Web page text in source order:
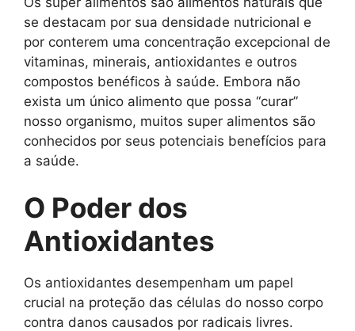
se destacam por sua densidade nutricional e
por conterem uma concentração excepcional de
vitaminas, minerais, antioxidantes e outros
compostos benéficos à saúde. Embora não
exista um único alimento que possa “curar”
nosso organismo, muitos super alimentos são
conhecidos por seus potenciais benefícios para
a saúde.
O Poder dos
Antioxidantes
Os antioxidantes desempenham um papel
crucial na proteção das células do nosso corpo
contra danos causados por radicais livres.